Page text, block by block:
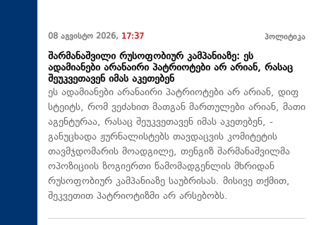
08 აგვისტო 2026, 17:37 პოლიტიკა
შარმანაშვილი რუსოფობიურ კამპანიაზე: ეს
ადამიანები არანაირი პატრიოტები არ არიან, რასაც
შეუკვეთავენ იმას აკეთებენ
ეს ადამიანები არანაირი პატრიოტები არ არიან, დიფ
სტეიტს, რომ ვეძახით მათგან მართულები არიან, მათი
აგენტურაა, რასაც შეუკვეთავენ იმას აკეთებენ, -
განუცხადა ჟურნალისტებს თავდაცვის კომიტეტის
თავმჯდომარის მოადგილე, თენგიზ შარმანაშვილმა
ოპოზიციის ზოგიერთი წამომადგენლის მხრიდან
რუსოფობიურ კამპანიაზე საუბრისას. მისივე თქმით,
შეკვეთით პატრიოტიზმი არ არსებობს.